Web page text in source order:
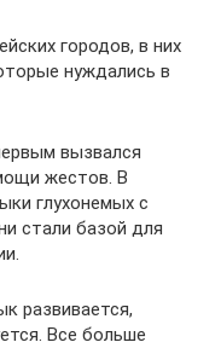
городов, в них
нуждались в
вызвался
жестов. В
глухонемых с
стали базой для
развивается,
Все больше